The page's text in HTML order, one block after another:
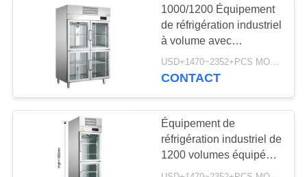
PRIVACY
POLICY
1000/1200 Équipement
de réfrigération industriel
à volume avec
étanchéité et commande
intelligente
USD+1470~2352+PCS MOQ:1
CONTACT
Équipement de
réfrigération industriel de
1200 volumes équipé
d'un chauffage de